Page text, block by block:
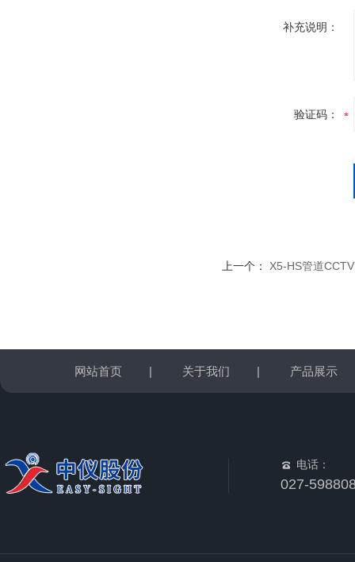
补充说明：
验证码：
上一个： X5-HS管道
网站首页 | 关于我们 | 产品展示
电话：
027-